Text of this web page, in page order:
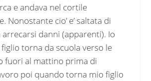
e andava nel cortile
Nonostante cio’ e’ saltata di
arrecarsi danni (apparenti). Io
torna da scuola verso le
fuori al mattino prima di
poi quando torna mio figlio